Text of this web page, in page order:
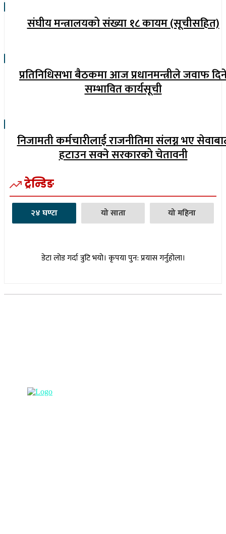
संघीय मन्त्रालयको संख्या १८ कायम (सूचीसहित)
प्रतिनिधिसभा बैठकमा आज प्रधानमन्त्रीले जवाफ
सम्भावित कार्यसूची
निजामती कर्मचारीलाई राजनीतिमा संलग्न भए
हटाउन सक्ने सरकारको चेतावनी
ट्रेन्डिङ
२४ घण्टा यो साता यो महिना
डेटा लोड गर्दा त्रुटि भयो। कृपया पुन: प्रयास गर्नुहोला।